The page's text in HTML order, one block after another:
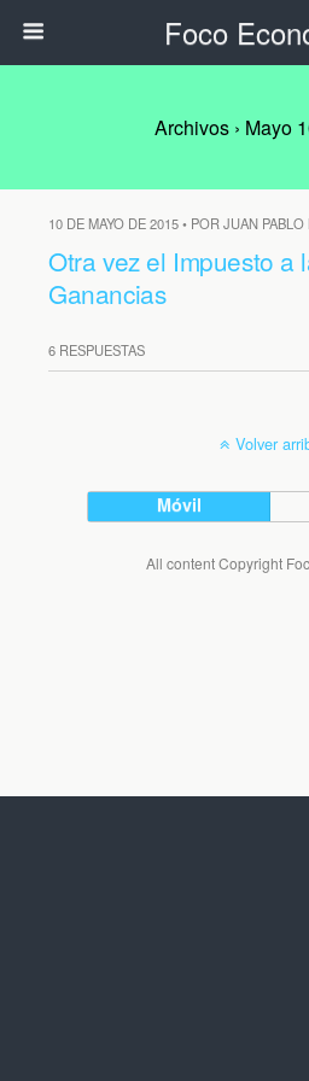
Foco
Archivos › Mayo
10 DE MAYO DE 2015 • POR JUAN
Otra vez el Impuesto a
Ganancias
6 RESPUESTAS
Volver
Móvil
All content Copyright